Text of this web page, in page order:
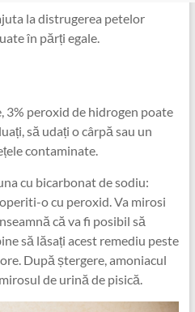
la distrugerea petelor
în părți egale.
3% peroxid de hidrogen poate
să udați o cârpă sau un
contaminate.
cu bicarbonat de sodiu:
o cu peroxid. Va mirosi
că va fi posibil să
să lăsați acest remediu peste
După ștergere, amoniacul
de urină de pisică.